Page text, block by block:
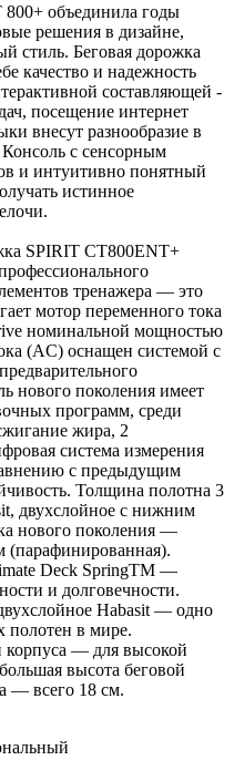
800+ объединила годы
решения в дизайне,
стиль. Беговая дорожка
качество и надежность
составляющей -
посещение интернет
внесут разнообразие в
с сенсорным
и интуитивно понятный
истинное
SPIRIT CT800ENT+
тренажера — это
мотор переменного тока
номинальной мощностью
(AC) оснащен системой с
нового поколения имеет
программ, среди
жира, 2
система измерения
с предыдущим
Толщина полотна 3
двухслойное с нижним
нового поколения —
Deck SpringTM —
и долговечности.
Habasit — одно
полотен в мире.
— для высокой
высота беговой
— всего 18 см.